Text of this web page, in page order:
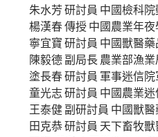
朱水芳 研討員 中國檢科院
楊漢春 傳授 中國農業年夜
寧宜寶 研討員 中國獸醫藥
陳毅德 副局長 農業部漁業
塗長春 研討員 軍事迷信院
童光志 研討員 中國農業迷
王泰健 副研討員 中國獸醫
田克恭 研討員 天下畜牧獸